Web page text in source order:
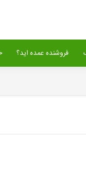
فروشنده عمده اید؟